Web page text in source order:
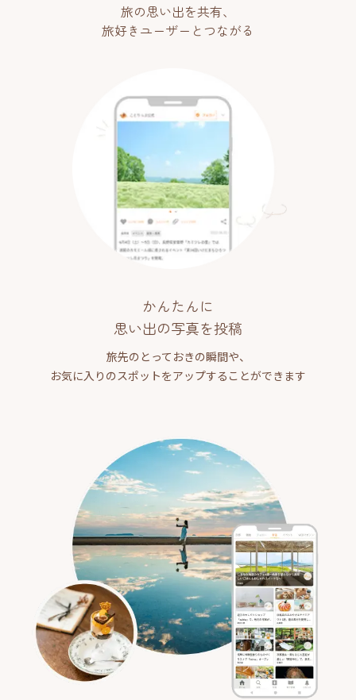
旅の思い出を共有、
旅好きユーザーとつながる
かんたんに
思い出の写真を投稿
旅先のとっておきの瞬間や、
お気に入りのスポットをアップすることができます